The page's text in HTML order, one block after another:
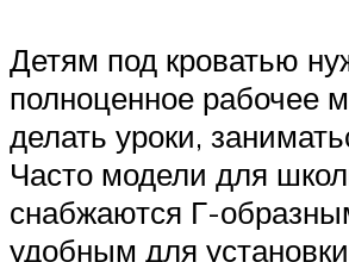
Детям под кроватью
полноценное рабочее
делать уроки,
Часто модели для
снабжаются Г-
удобным для установки